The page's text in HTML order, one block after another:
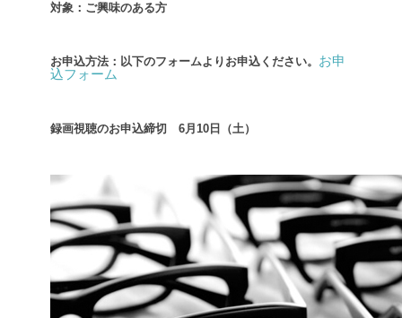
対象：ご興味のある方
お申込方法：以下のフォームよりお申込ください。 お申
込フォーム
録画視聴のお申込締切 6月10日（土）